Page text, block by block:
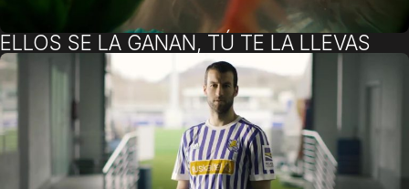
ELLOS SE LA GANAN, TÚ TE LA LLEVAS